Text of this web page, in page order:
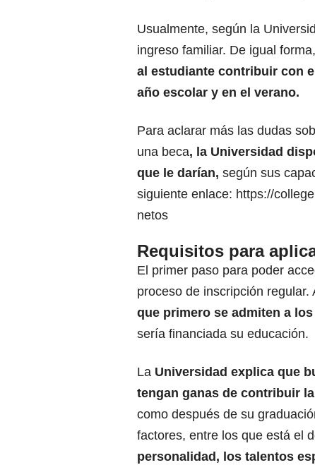
Usualmente, según la
ingreso familiar. De igual
al estudiante contribuir con
año escolar y en el verano.
Para aclarar más las dudas
una beca, la Universidad
que le darían, según sus
siguiente enlace: https://
netos
Requisitos para
El primer paso para poder
proceso de inscripción regular.
que primero se admiten a
sería financiada su educación.
La Universidad explica que
tengan ganas de contribuir
como después de su
factores, entre los que está el
personalidad, los talentos